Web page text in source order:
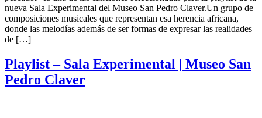
nueva Sala Experimental del Museo San Pedro Claver.Un grupo de
composiciones musicales que representan esa herencia africana,
donde las melodías además de ser formas de expresar las realidades
de […]
Playlist – Sala Experimental | Museo San
Pedro Claver